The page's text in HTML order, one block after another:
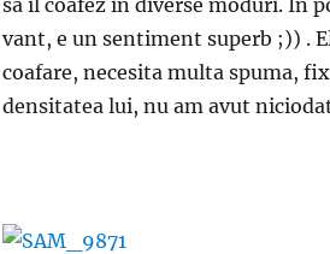
sa il coafez in diverse moduri. In
vant, e un sentiment superb ;)) .
coafare, necesita multa spuma,
densitatea lui, nu am avut